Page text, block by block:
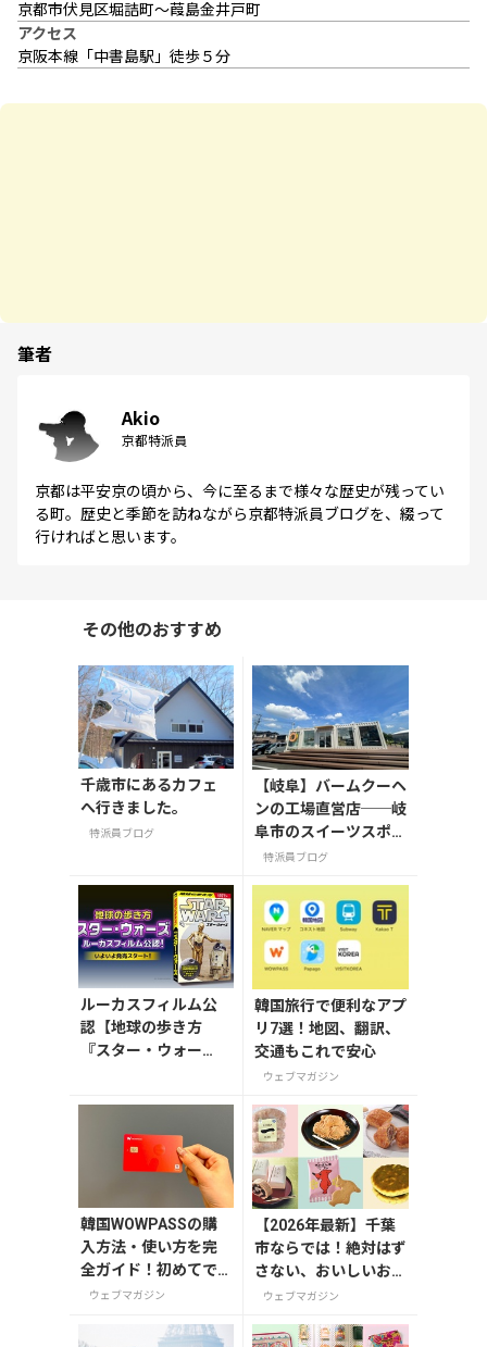
京都市伏見区堀詰町～葭島金井戸町
アクセス
京阪本線「中書島駅」徒歩５分
筆者
Akio
京都特派員
京都は平安京の頃から、今に至るまで様々な歴史が残ってい
る町。歴史と季節を訪ねながら京都特派員ブログを、綴って
行ければと思います。
その他のおすすめ
千歳市にあるカフェ
へ行きました。
特派員ブログ
【岐阜】バームクーヘ
ンの工場直営店──岐
阜市のスイーツスポッ
ト「FLEUR（フルー
特派員ブログ
ルーカスフィルム公
認【地球の歩き方
『スター・ウォー
リバーシブル帯付き
韓国旅行で便利なアプ
リ7選！地図、翻訳、
交通もこれで安心
ウェブマガジン
韓国WOWPASSの購
入方法・使い方を完
全ガイド！初めてで
も迷わない
ウェブマガジン
【2026年最新】千葉
市ならでは！絶対はず
さない、おいしいお土
産10選
ウェブマガジン